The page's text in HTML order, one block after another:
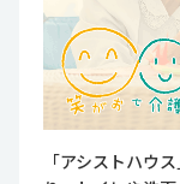
「アシストハウ